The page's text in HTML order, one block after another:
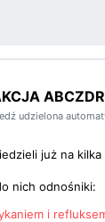
udzielona
już na
nich odnośniki:
i